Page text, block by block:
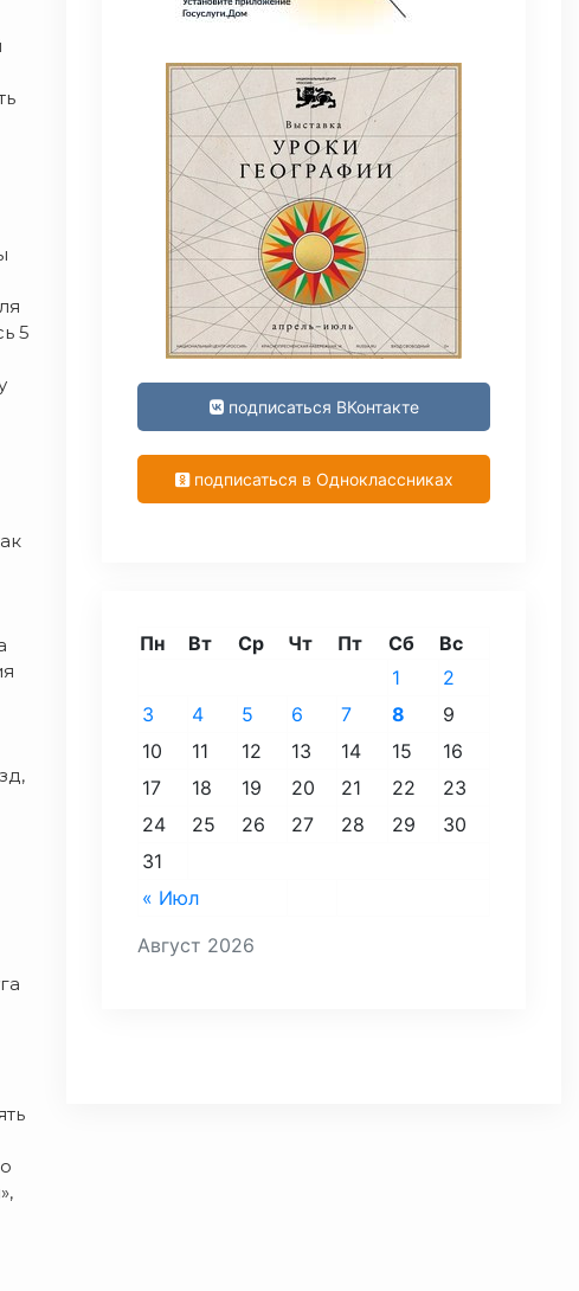
5
подписаться ВКонтакте
подписаться в Одноклассниках
Август 2026
Пн Вт Ср Чт Пт Сб Вс
« Июл
1
2
3
4 5 6 7 8
9
10
11 12 13 14 15
16
17
18 19 20 21 22
23
24
25 26 27 28 29
30
31